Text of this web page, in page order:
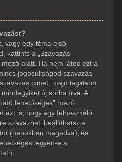
vagy egy téma első
kattints a „Szavazás
alatt. Ha nem látod ezt a
jogosultságod szavazás
címét, majd legalább
új sorba írva. A
lehetőségek” mező
azt is, hogy egy felhasználó
szavazhat; beállíthatsz a
(napokban megadva); és
legyen-e a